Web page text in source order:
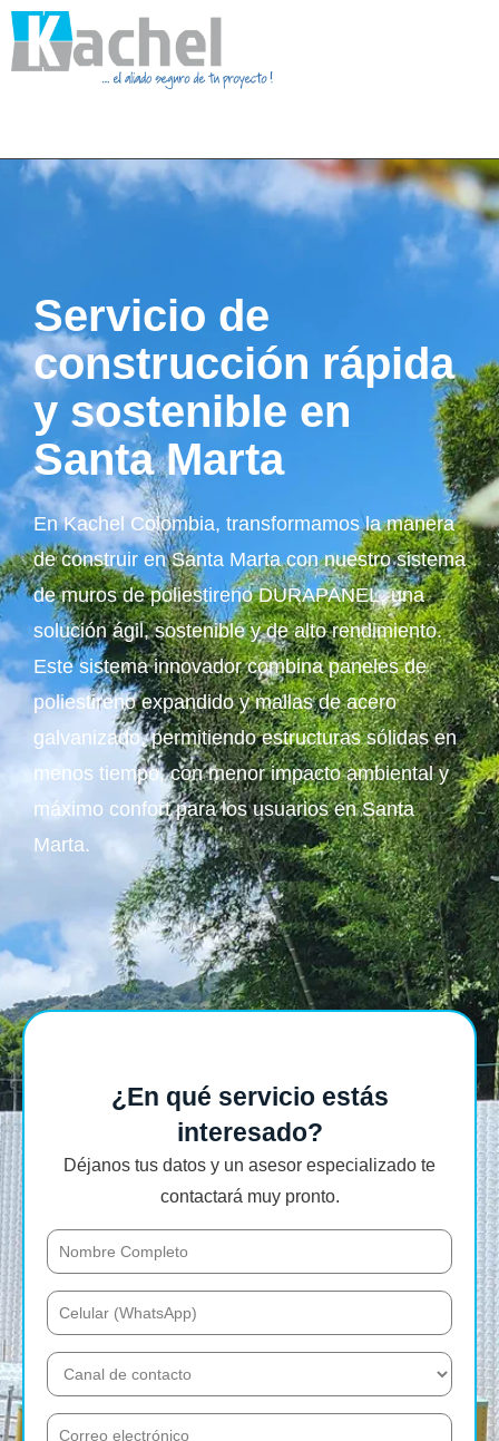
Servicio de
construcción rápida
y sostenible en
Santa Marta
En Kachel Colombia, transformamos la manera
de construir en Santa Marta con nuestro sistema
de muros de poliestireno DURAPANEL, una
solución ágil, sostenible y de alto rendimiento.
Este sistema innovador combina paneles de
poliestireno expandido y mallas de acero
galvanizado, permitiendo estructuras sólidas en
menos tiempo, con menor impacto ambiental y
máximo confort para los usuarios en Santa
Marta.
¿En qué servicio estás
interesado?
Déjanos tus datos y un asesor especializado te
contactará muy pronto.